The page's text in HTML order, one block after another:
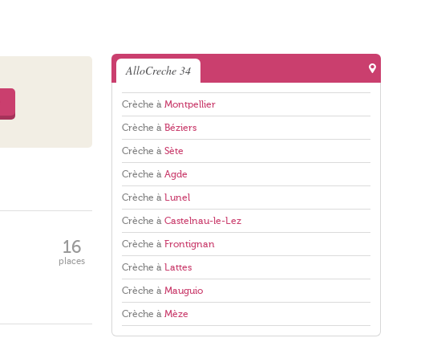
16
places
AlloCreche 34
Crèche à Montpellier
Crèche à Béziers
Crèche à Sète
Crèche à Agde
Crèche à Lunel
Crèche à Castelnau-le-Lez
Crèche à Frontignan
Crèche à Lattes
Crèche à Mauguio
Crèche à Mèze